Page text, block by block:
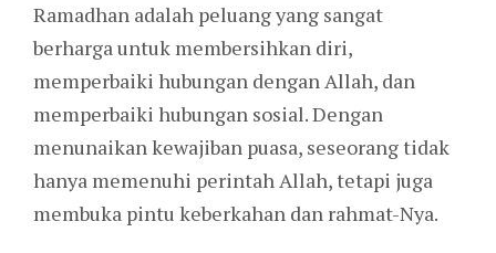
Ramadhan adalah peluang yang sangat
berharga untuk membersihkan diri,
memperbaiki hubungan dengan Allah, dan
memperbaiki hubungan sosial. Dengan
menunaikan kewajiban puasa, seseorang tidak
hanya memenuhi perintah Allah, tetapi juga
membuka pintu keberkahan dan rahmat-Nya.